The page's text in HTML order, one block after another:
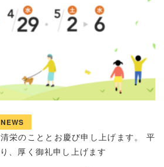
NEWS
栄のこととお慶び申し上げます。 平
、厚く御礼申し上げます